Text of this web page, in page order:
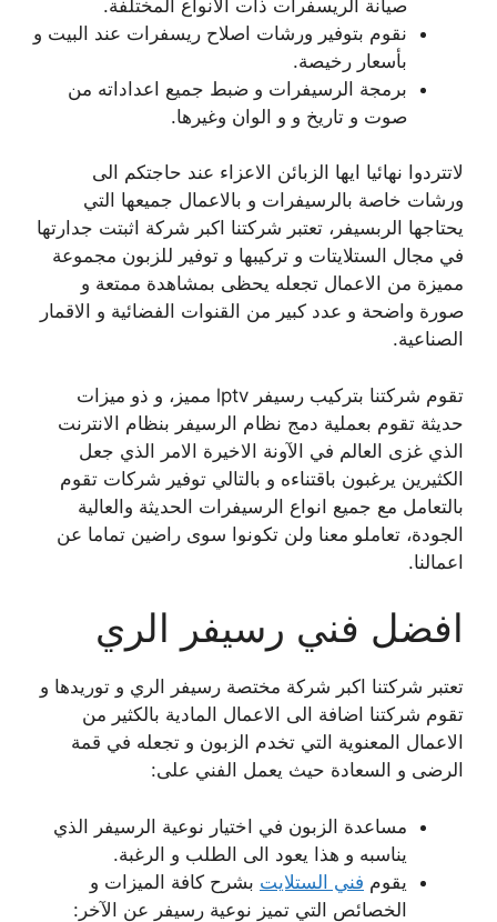
صيانة الريسفرات ذات الانواع المختلفة.
نقوم بتوفير ورشات اصلاح ريسفرات عند البيت و
بأسعار رخيصة.
برمجة الرسيفرات و ضبط جميع اعداداته من
صوت و تاريخ و و الوان وغيرها.
لاتتردوا نهائيا ايها الزبائن الاعزاء عند حاجتكم الى
ورشات خاصة بالرسيفرات و بالاعمال جميعها التي
يحتاجها الربسيفر، تعتبر شركتنا اكبر شركة اثبتت جدارتها
في مجال الستلايتات و تركيبها و توفير للزبون مجموعة
مميزة من الاعمال تجعله يحظى بمشاهدة ممتعة و
صورة واضحة و عدد كبير من القنوات الفضائية و الاقمار
الصناعية.
تقوم شركتنا بتركيب رسيفر lptv مميز، و ذو ميزات
حديثة تقوم بعملية دمج نظام الرسيفر بنظام الانترنت
الذي غزى العالم في الآونة الاخيرة الامر الذي جعل
الكثيرين يرغبون باقتناءه و بالتالي توفير شركات تقوم
بالتعامل مع جميع انواع الرسيفرات الحديثة والعالية
الجودة، تعاملو معنا ولن تكونوا سوى راضين تماما عن
اعمالنا.
افضل فني رسيفر الري
تعتبر شركتنا اكبر شركة مختصة رسيفر الري و توريدها و
تقوم شركتنا اضافة الى الاعمال المادية بالكثير من
الاعمال المعنوية التي تخدم الزبون و تجعله في قمة
الرضى و السعادة حيث يعمل الفني على:
مساعدة الزبون في اختيار نوعية الرسيفر الذي
يناسبه و هذا يعود الى الطلب و الرغبة.
يقوم فني الستلايت بشرح كافة الميزات و
الخصائص التي تميز نوعية رسيفر عن الآخر: